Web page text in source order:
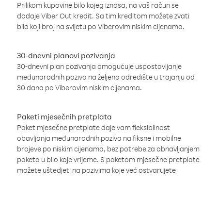
Prilikom kupovine bilo kojeg iznosa, na vaš račun se
dodaje Viber Out kredit. Sa tim kreditom možete zvati
bilo koji broj na svijetu po Viberovim niskim cijenama.
30-dnevni planovi pozivanja
30-dnevni plan pozivanja omogućuje uspostavljanje
međunarodnih poziva na željeno odredište u trajanju od
30 dana po Viberovim niskim cijenama.
Paketi mjesečnih pretplata
Paket mjesečne pretplate daje vam fleksibilnost
obavljanja međunarodnih poziva na fiksne i mobilne
brojeve po niskim cijenama, bez potrebe za obnavljanjem
paketa u bilo koje vrijeme. S paketom mjesečne pretplate
možete uštedjeti na pozivima koje već ostvarujete